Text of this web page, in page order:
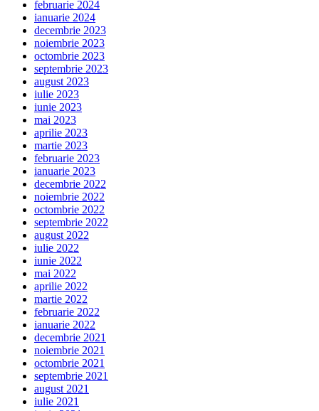
februarie 2024
ianuarie 2024
decembrie 2023
noiembrie 2023
octombrie 2023
septembrie 2023
august 2023
iulie 2023
iunie 2023
mai 2023
aprilie 2023
martie 2023
februarie 2023
ianuarie 2023
decembrie 2022
noiembrie 2022
octombrie 2022
septembrie 2022
august 2022
iulie 2022
iunie 2022
mai 2022
aprilie 2022
martie 2022
februarie 2022
ianuarie 2022
decembrie 2021
noiembrie 2021
octombrie 2021
septembrie 2021
august 2021
iulie 2021